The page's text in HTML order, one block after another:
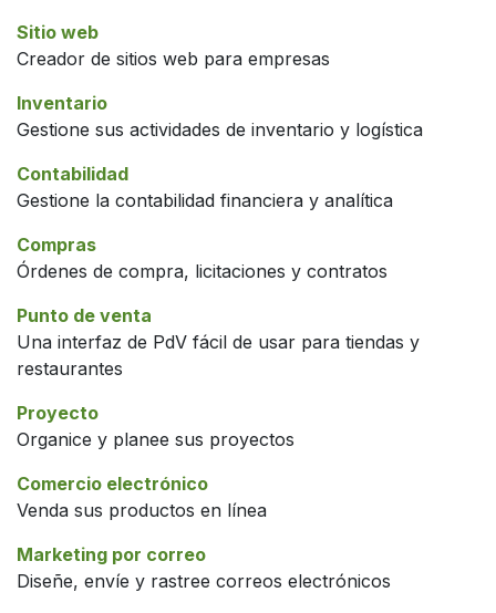
Sitio web
Creador de sitios web para empresas
Inventario
Gestione sus actividades de inventario y logística
Contabilidad
Gestione la contabilidad financiera y analítica
Compras
Órdenes de compra, licitaciones y contratos
Punto de venta
Una interfaz de PdV fácil de usar para tiendas y
restaurantes
Proyecto
Organice y planee sus proyectos
Comercio electrónico
Venda sus productos en línea
Marketing por correo
Diseñe, envíe y rastree correos electrónicos